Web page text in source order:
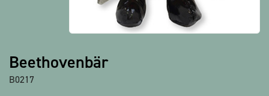
Beethovenbär
B0217